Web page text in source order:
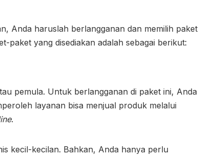
Anda haruslah berlangganan dan memilih paket
paket yang disediakan adalah sebagai berikut:
pemula. Untuk berlangganan di paket ini, Anda
layanan bisa menjual produk melalui
.
kecil-kecilan. Bahkan, Anda hanya perlu